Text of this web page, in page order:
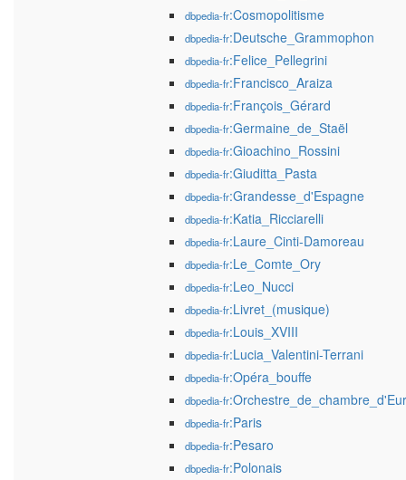
dbpedia-fr:Cosmopolitisme
dbpedia-fr:Deutsche_Grammophon
dbpedia-fr:Felice_Pellegrini
dbpedia-fr:Francisco_Araiza
dbpedia-fr:François_Gérard
dbpedia-fr:Germaine_de_Staël
dbpedia-fr:Gioachino_Rossini
dbpedia-fr:Giuditta_Pasta
dbpedia-fr:Grandesse_d'Espagne
dbpedia-fr:Katia_Ricciarelli
dbpedia-fr:Laure_Cinti-Damoreau
dbpedia-fr:Le_Comte_Ory
dbpedia-fr:Leo_Nucci
dbpedia-fr:Livret_(musique)
dbpedia-fr:Louis_XVIII
dbpedia-fr:Lucia_Valentini-Terrani
dbpedia-fr:Opéra_bouffe
dbpedia-fr
dbpedia-fr:Paris
dbpedia-fr:Pesaro
dbpedia-fr:Polonais